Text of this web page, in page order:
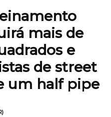
mais de
e
de street
um half pipe